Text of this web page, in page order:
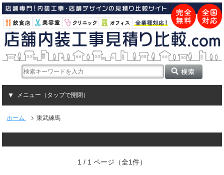
メニュー（タップで開閉）
ホーム 東武練馬
1 / 1 ページ（全1件）